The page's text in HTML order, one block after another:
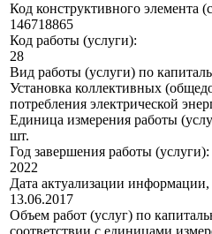
Код конструктивного элемента
146718865
Код работы (услуги):
28
Вид работы (услуги) по
Установка коллективных
потребления электрической
Единица измерения работы
шт.
Год завершения работы (услуги):
2022
Дата актуализации информации,
13.06.2017
Объем работ (услуг) по